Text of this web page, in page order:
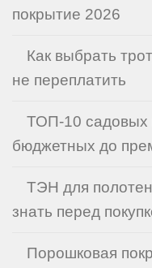
покрытие 2026
Как выбрать
не переплатить
ТОП-10 садовых
бюджетных до
ТЭН для
знать перед
Порошковая